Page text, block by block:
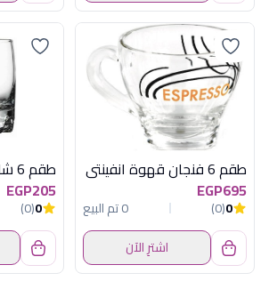
طقم 6 فنجان قهوة انفينتى
EGP695
0
(0)
0 تم البيع
اشترِ الآن
EGP205
0
(0)